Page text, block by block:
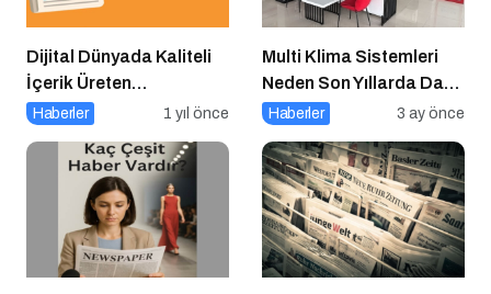
Dijital Dünyada Kaliteli
İçerik Üreten
Platformlar Neden
Haberler 1 yıl önce
Multi Klima Sistemleri
Neden Son Yıllarda Daha
Fazla Tercih Ediliyor?
Haberler 3 ay önce